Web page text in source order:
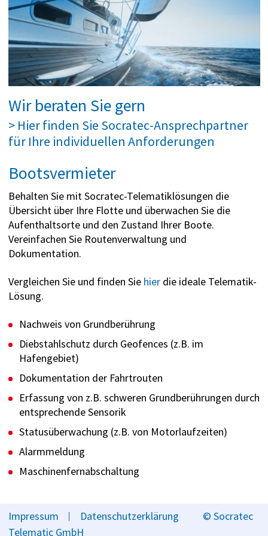
Wir beraten Sie gern
> Hier finden Sie Socratec-Ansprechpartner
für Ihre individuellen Anforderungen
Bootsvermieter
Behalten Sie mit Socratec-Telematiklösungen die
Übersicht über Ihre Flotte und überwachen Sie die
Aufenthaltsorte und den Zustand Ihrer Boote.
Vereinfachen Sie Routenverwaltung und
Dokumentation.
Vergleichen Sie und finden Sie hierdie ideale Telematik-
Lösung.
Nachweis von Grundberührung
Diebstahlschutz durch Geofences (z.B. im
Dokumentation der Fahrtrouten
Erfassung von z.B. schweren Grundberührungen durch
entsprechende Sensorik
Statusüberwachung (z.B. von Motorlaufzeiten)
Alarmmeldung
Maschinenfernabschaltung
Impressum Datenschutzerklärung
© Socratec
Telematic GmbH